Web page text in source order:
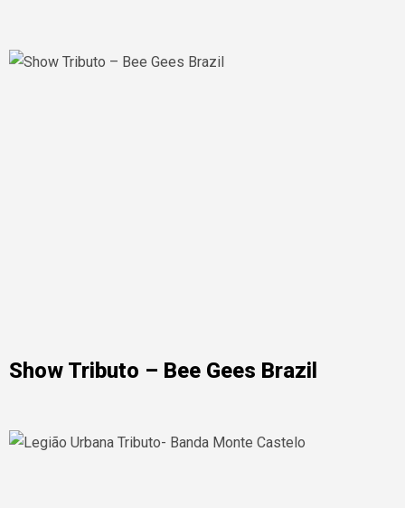
Show Tributo – Bee Gees Brazil